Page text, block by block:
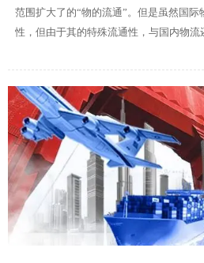
范围扩大了的“物的流通”。但是虽然国
性，但由于其的特殊流通性，与国内物流